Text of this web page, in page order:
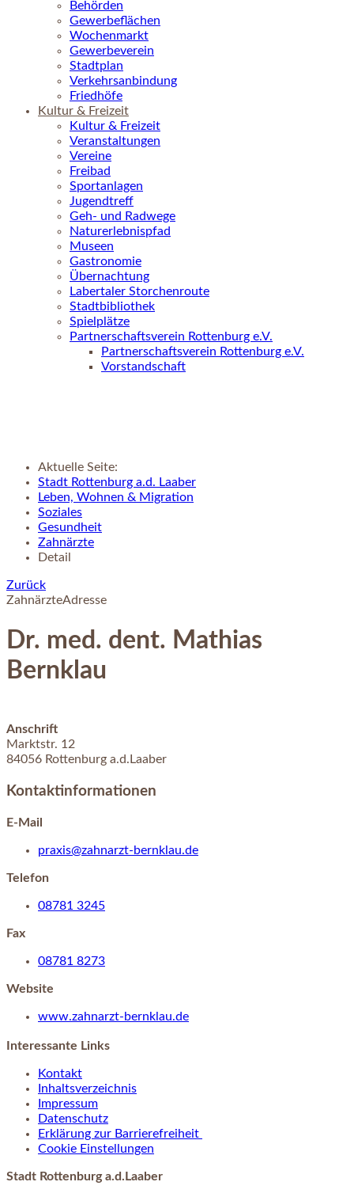
Behörden
Gewerbeflächen
Wochenmarkt
Gewerbeverein
Stadtplan
Verkehrsanbindung
Friedhöfe
Kultur & Freizeit
Kultur & Freizeit
Veranstaltungen
Vereine
Freibad
Sportanlagen
Jugendtreff
Geh- und Radwege
Naturerlebnispfad
Museen
Gastronomie
Übernachtung
Labertaler Storchenroute
Stadtbibliothek
Spielplätze
Partnerschaftsverein Rottenburg e.V.
Partnerschaftsverein Rottenburg e.V.
Vorstandschaft
Aktuelle Seite:
Stadt Rottenburg a.d. Laaber
Leben, Wohnen & Migration
Soziales
Gesundheit
Zahnärzte
Detail
Zurück
ZahnärzteAdresse
Dr. med. dent. Mathias
Bernklau
Anschrift
Marktstr. 12
84056 Rottenburg a.d.Laaber
Kontaktinformationen
E-Mail
praxis@zahnarzt-bernklau.de
Telefon
08781 3245
Fax
08781 8273
Website
www.zahnarzt-bernklau.de
Interessante Links
Kontakt
Inhaltsverzeichnis
Impressum
Datenschutz
Erklärung zur Barrierefreiheit
Cookie Einstellungen
Stadt Rottenburg a.d.Laaber